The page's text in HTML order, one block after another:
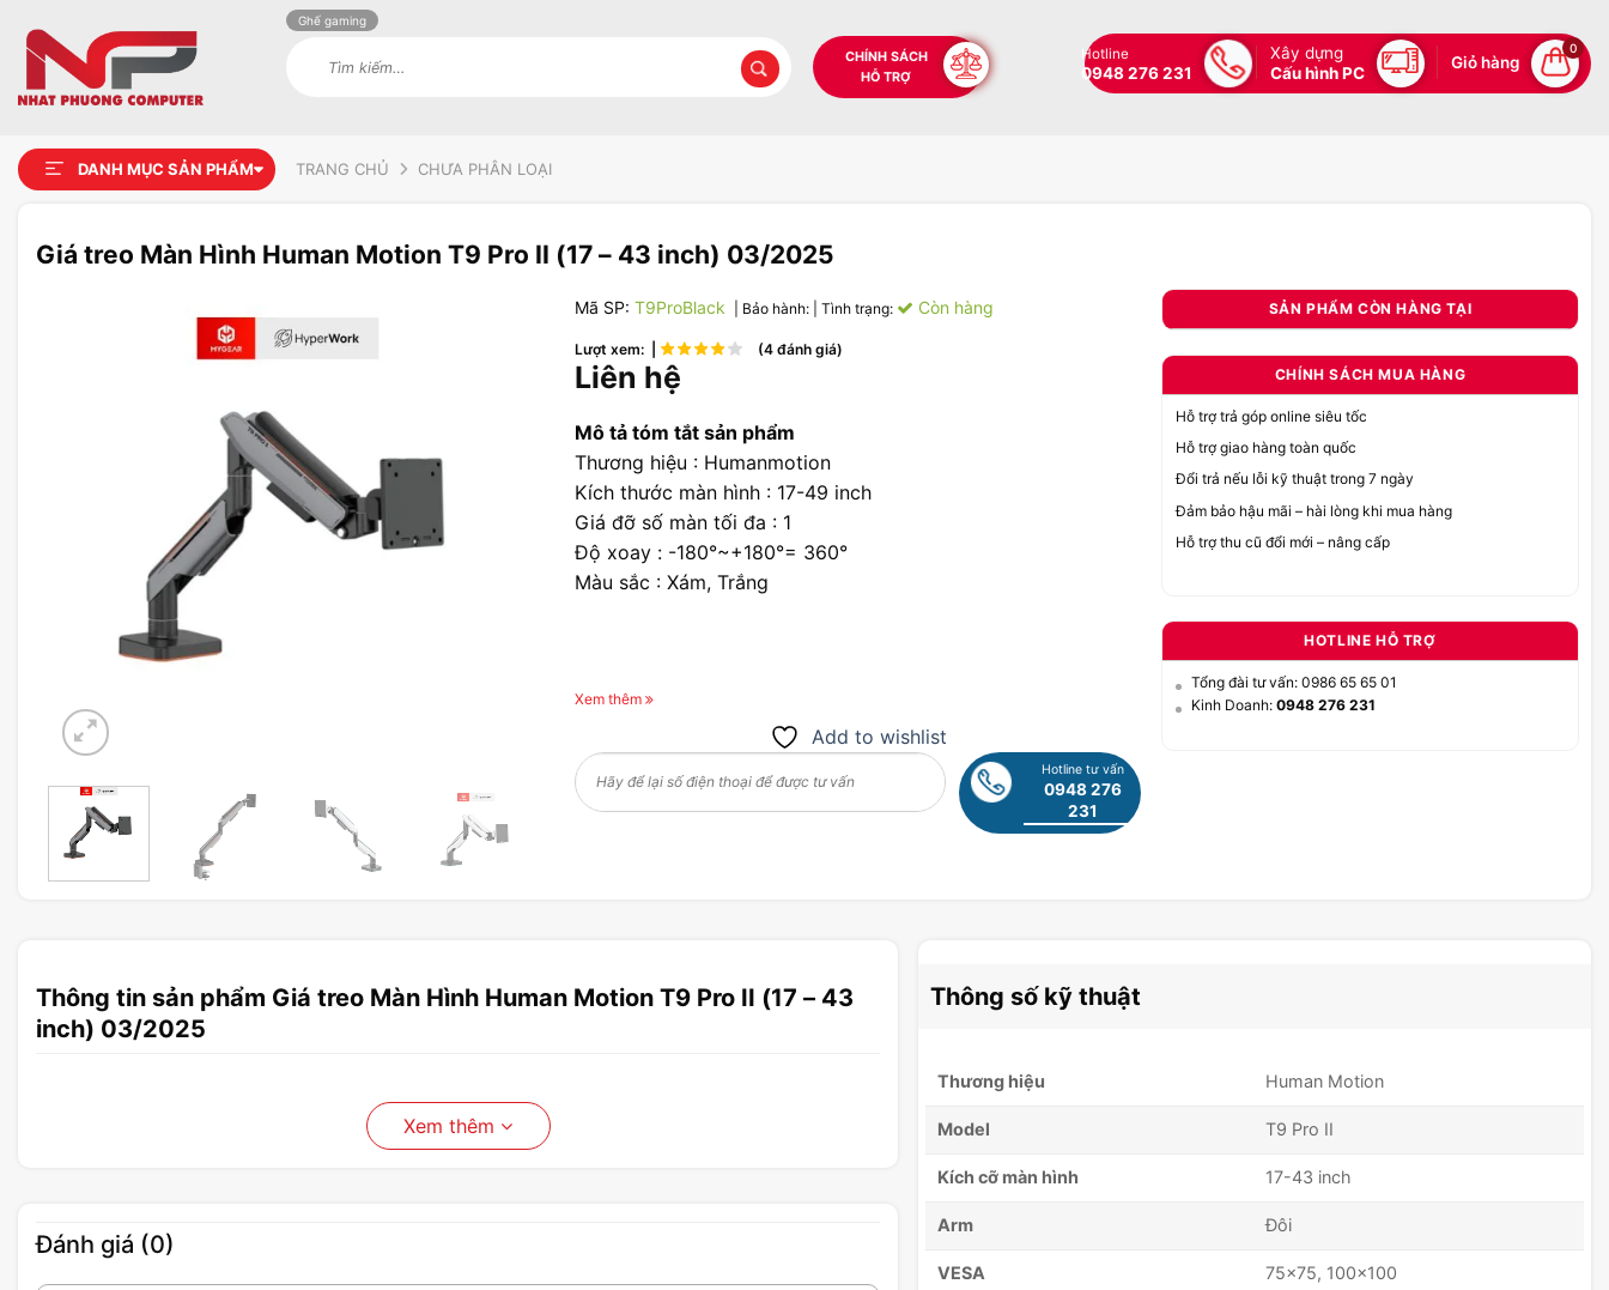
Ghế gaming
CHÍNH SÁCH
HỖ TRỢ
Hotline
0948 276 231
Xây dựng
Cấu hình PC
Giỏ hàng
0
DANH MỤC SẢN PHẨM TRANG CHỦ CHƯA PHÂN LOẠI
Giá treo Màn Hình Human Motion T9 Pro II (17 – 43 inch) 03/2025
Mã SP: T9ProBlack | Bảo hành: | Tình trạng: Còn hàng
Lượt xem: | (4 đánh giá)
Liên hệ
Mô tả tóm tắt sản phẩm
Thương hiệu : Humanmotion
Kích thước màn hình : 17-49 inch
Giá đỡ số màn tối đa : 1
Độ xoay : -180°~+180°= 360°
Màu sắc : Xám, Trắng
Xem thêm
Add to wishlist
Hotline tư vấn
0948 276
231
SẢN PHẨM CÒN HÀNG TẠI
CHÍNH SÁCH MUA HÀNG
Hỗ trợ trả góp online siêu tốc
Hỗ trợ giao hàng toàn quốc
Đổi trả nếu lỗi kỹ thuật trong 7 ngày
Đảm bảo hậu mãi – hài lòng khi mua hàng
Hỗ trợ thu cũ đổi mới – nâng cấp
HOTLINE HỖ TRỢ
Tổng đài tư vấn: 0986 65 65 01
Kinh Doanh: 0948 276 231
Thông tin sản phẩm Giá treo Màn Hình Human Motion T9 Pro II (17 – 43
inch) 03/2025
Xem thêm
Đánh giá (0)
Thông số kỹ thuật
Thương hiệu Human Motion
Model T9 Pro II
Kích cỡ màn hình 17-43 inch
Arm Đôi
VESA 75x75, 100x100